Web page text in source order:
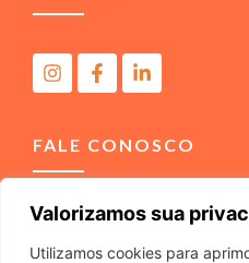
Valorizamos sua
Utilizamos cookies para
FALE CONOSCO
(11) 4040-3666